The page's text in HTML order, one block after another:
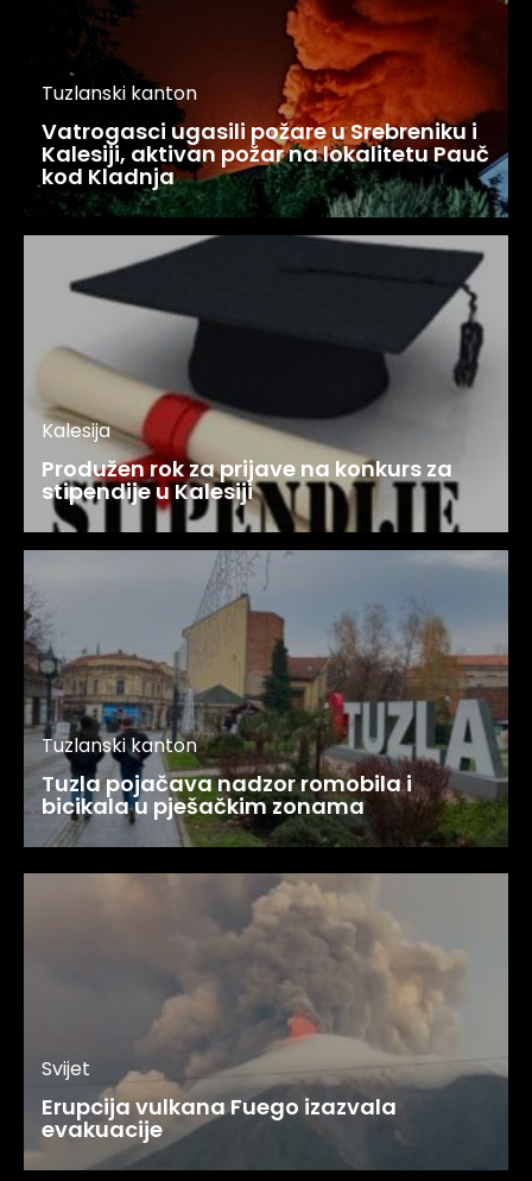
Tuzlanski kanton
Vatrogasci ugasili požare u Srebreniku i
Kalesiji, aktivan požar na lokalitetu Pauč
kod Kladnja
Kalesija
Produžen rok za prijave na konkurs za
stipendije u Kalesiji
Tuzlanski kanton
Tuzla pojačava nadzor romobila i
bicikala u pješačkim zonama
Svijet
Erupcija vulkana Fuego izazvala
evakuacije